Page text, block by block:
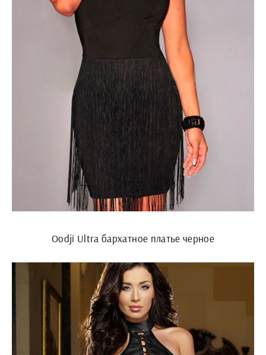
Oodji Ultra бархатное платье черное